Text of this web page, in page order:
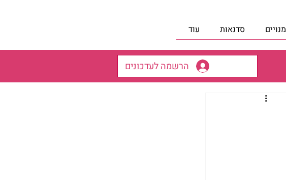
מנויים סדנאות עוד
הרשמה לעדכונים